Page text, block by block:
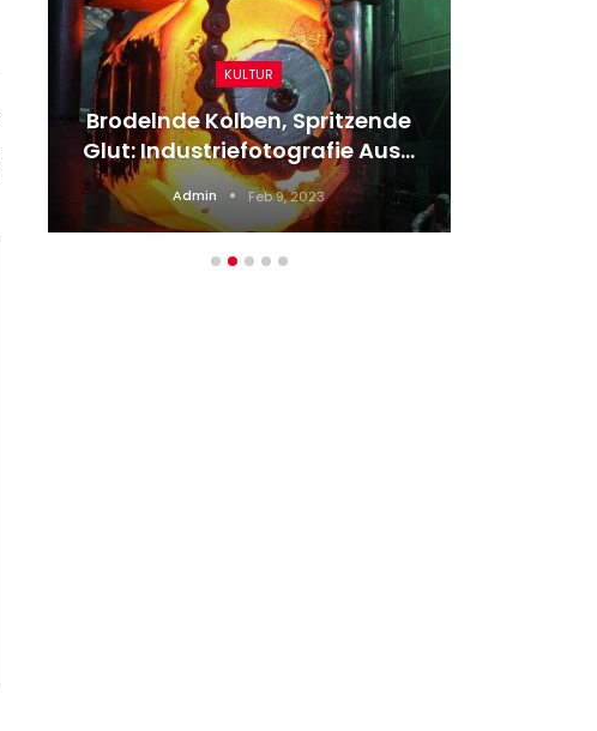
KULTUR
Brodelnde Kolben, Spritzende
Glut: Industriefotografie Aus…
Admin Feb 9, 2023